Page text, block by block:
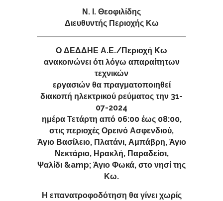
Ν. Ι. Θεοφιλίδης
Διευθυντής Περιοχής Κω
Ο ΔΕΔΔΗΕ Α.Ε./Περιοχή Κω
ανακοινώνει ότι λόγω απαραίτητων
τεχνικών
εργασιών θα πραγματοποιηθεί
διακοπή ηλεκτρικού ρεύματος την 31-
07-2024
ημέρα Τετάρτη από 06:00 έως 08:00,
στις περιοχές Ορεινό Ασφενδιού,
Άγιο Βασίλειο, Πλατάνι, Αμπάβρη, Άγιο
Νεκτάριο, Ηρακλή, Παραδείσι,
Ψαλίδι &amp; Άγιο Φωκά, στο νησί της
Κω.
Η επανατροφοδότηση θα γίνει χωρίς